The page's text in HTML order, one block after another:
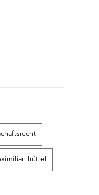
hüttel